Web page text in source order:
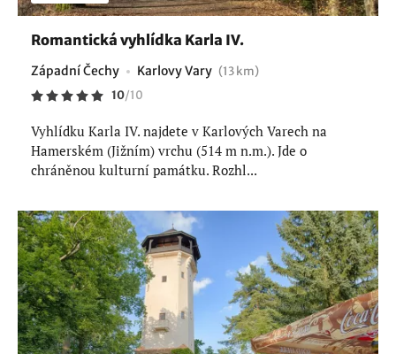
Romantická vyhlídka Karla IV.
Západní Čechy Karlovy Vary (13 km)
10/10
Vyhlídku Karla IV. najdete v Karlových Varech na
Hamerském (Jižním) vrchu (514 m n.m.). Jde o
chráněnou kulturní památku. Rozhl...